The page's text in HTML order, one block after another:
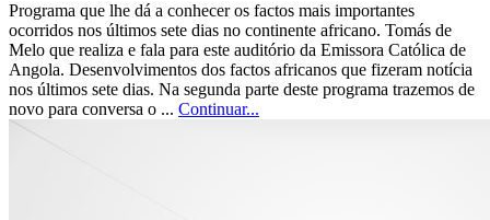
Programa que lhe dá a conhecer os factos mais importantes
ocorridos nos últimos sete dias no continente africano. Tomás de
Melo que realiza e fala para este auditório da Emissora Católica de
Angola. Desenvolvimentos dos factos africanos que fizeram notícia
nos últimos sete dias. Na segunda parte deste programa trazemos de
novo para conversa o ... Continuar...